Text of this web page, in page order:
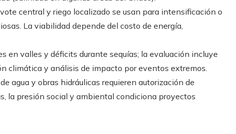
central y riego localizado se usan para intensificación o
La viabilidad depende del costo de energía,
en valles y déficits durante sequías; la evaluación incluye
climática y análisis de impacto por eventos extremos.
agua y obras hidráulicas requieren autorización de
la presión social y ambiental condiciona proyectos